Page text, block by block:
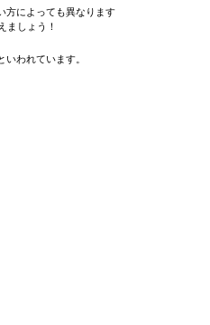
方によっても異なります
ましょう！
われています。